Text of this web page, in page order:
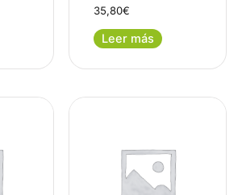
35,80€
Leer más